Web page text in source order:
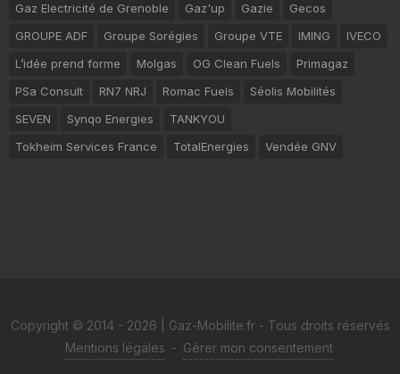
Gaz Electricité de Grenoble
Gaz'up Gazie
Gecos
GROUPE ADF
Groupe Sorégies Groupe VTE IMING
IVECO
L’idée prend forme
Molgas OG Clean Fuels
Primagaz
PSa Consult
RN7 NRJ Romac Fuels
Séolis Mobilités
SEVEN
Synqo Energies
TANKYOU
Tokheim Services France
TotalEnergies Vendée GNV
Copyright © 2014 - 2026 | Gaz-Mobilite.fr - Tous droits réservés
Mentions légales - Gérer mon consentement